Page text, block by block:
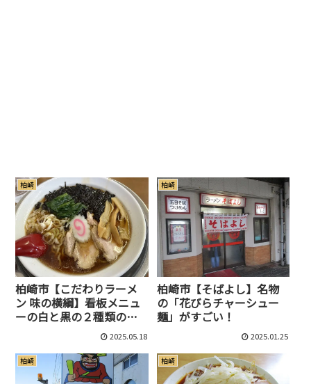
柏崎
柏崎市【こだわりラーメ
ン 味の横綱】看板メニュ
ーの白と黒の２種類の醤
油ラーメンを食べてみた
2025.05.18
柏崎
柏崎市【そばよし】名物
の「花びらチャーシュー
麺」がすごい！
2025.01.25
柏崎 柏崎